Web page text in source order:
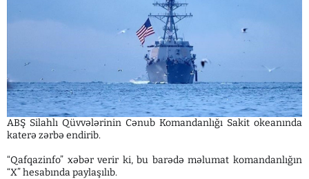
ABŞ Silahlı Qüvvələrinin Cənub Komandanlığı Sakit okeanında
katerə zərbə endirib.
“Qafqazinfo” xəbər verir ki, bu barədə məlumat komandanlığın
“X” hesabında paylaşılıb.